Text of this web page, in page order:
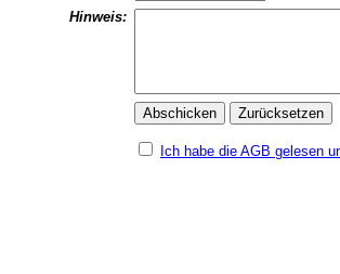
Hinweis:
Ich habe die AGB gelesen